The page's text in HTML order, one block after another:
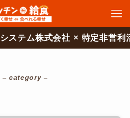
ステム株式会社 × 特定非営
– category –